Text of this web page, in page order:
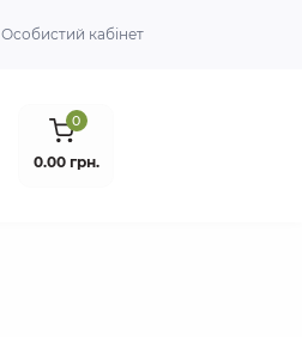
Особистий кабінет
0
0.00 грн.